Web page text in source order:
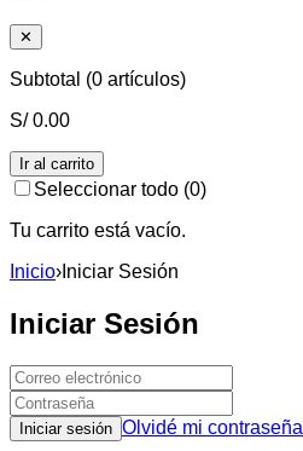
✕
Subtotal (0 artículos)
S/0.00
Ir al carrito
Seleccionar todo (0)
Tu carrito está vacío.
Inicio› Iniciar Sesión
Iniciar Sesión
Iniciar sesión Olvidé mi contraseña